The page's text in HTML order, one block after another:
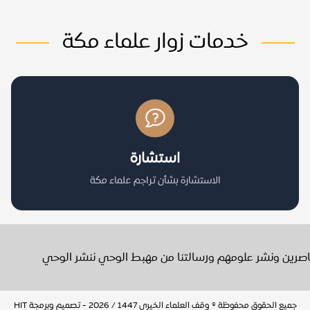
خدمات زوار علماء مكة
استشارة
الاستشارة بشأن تراجم علماء مكة
ونشر علومهم ورسالتنا من مهبط الوحي ننشر الوحي
جميع الحقوق محفوظة © وقف العلماء الخيري 1447 / 2026 - تصميم وبرمجة HIT